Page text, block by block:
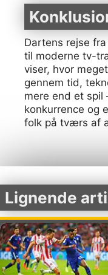
Dartens rejse
til moderne tv-
viser, hvor
gennem tid,
mere end et spil
konkurrence og
folk på tværs af
Lignende